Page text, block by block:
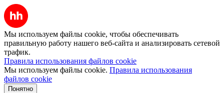
Мы используем файлы cookie, чтобы обеспечивать
правильную работу нашего веб-сайта и анализировать сетевой
трафик.
Правила использования файлов cookie
Мы используем файлы cookie. Правила использования
файлов cookie
Понятно